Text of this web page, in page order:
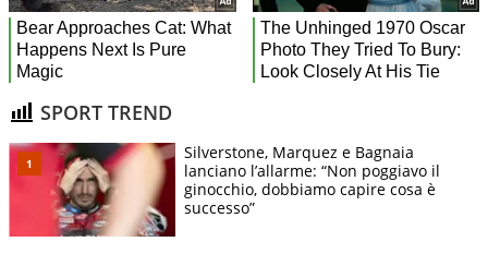
SPORT TREND
Silverstone, Marquez e Bagnaia
lanciano l’allarme: “Non poggiavo il
ginocchio, dobbiamo capire cosa è
successo”